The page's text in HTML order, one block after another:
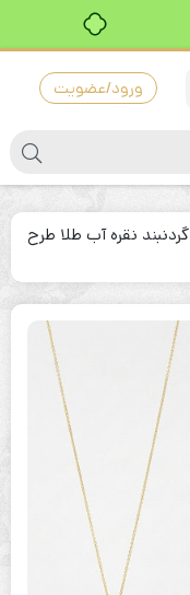
ورود/عضویت
گردنبند نقره آب طلا طرح